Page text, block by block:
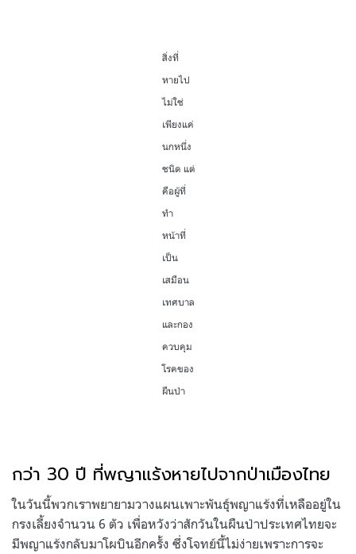
สิ่งที่
หายไป
ไม่ใช่
เพียงแค่
นกหนึ่ง
ชนิด แต่
คือผู้ที่
ทำ
หน้าที่
เป็น
เสมือน
เทศบาล
และกอง
ควบคุม
โรคของ
ผืนป่า
กว่า 30 ปี ที่พญาแร้งหายไปจากป่าเมืองไทย
ในวันนี้พวกเราพยายามวางแผนเพาะพันธุ์พญาแร้งที่เหลืออยู่ใน
กรงเลี้ยงจำนวน 6 ตัว เพื่อหวังว่าสักวันในผืนป่าประเทศไทยจะ
มีพญาแร้งกลับมาโผบินอีกครั้ง ซึ่งโจทย์นี้ไม่ง่ายเพราะการจะ